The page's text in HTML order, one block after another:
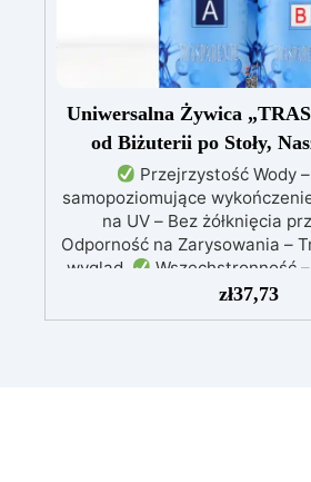
Uniwersalna Żywica
od Biżuterii po Stoły,
Przejrzystość Wody
samopoziomujące
na UV – Bez żółknięcia
Odporność na Zarysowania –
wygląd.
Wszechstronność
mm–2 cm), powłok, biżuterii,
sztuki.
Łatwość Użycia –
zł37,73